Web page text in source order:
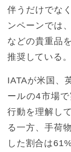
伴うだけでな
ンペーンでは
などの貴重品
推奨している。
IATAが米国、
ールの4市場
行動を理解し
る一方、手荷
した割合は